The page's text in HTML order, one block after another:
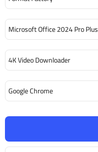
Microsoft Office 2024 Pro Plus
4K Video Downloader
Google Chrome